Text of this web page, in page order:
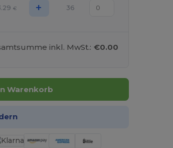
€ + 36
inkl. MwSt.: €0.00
Warenkorb